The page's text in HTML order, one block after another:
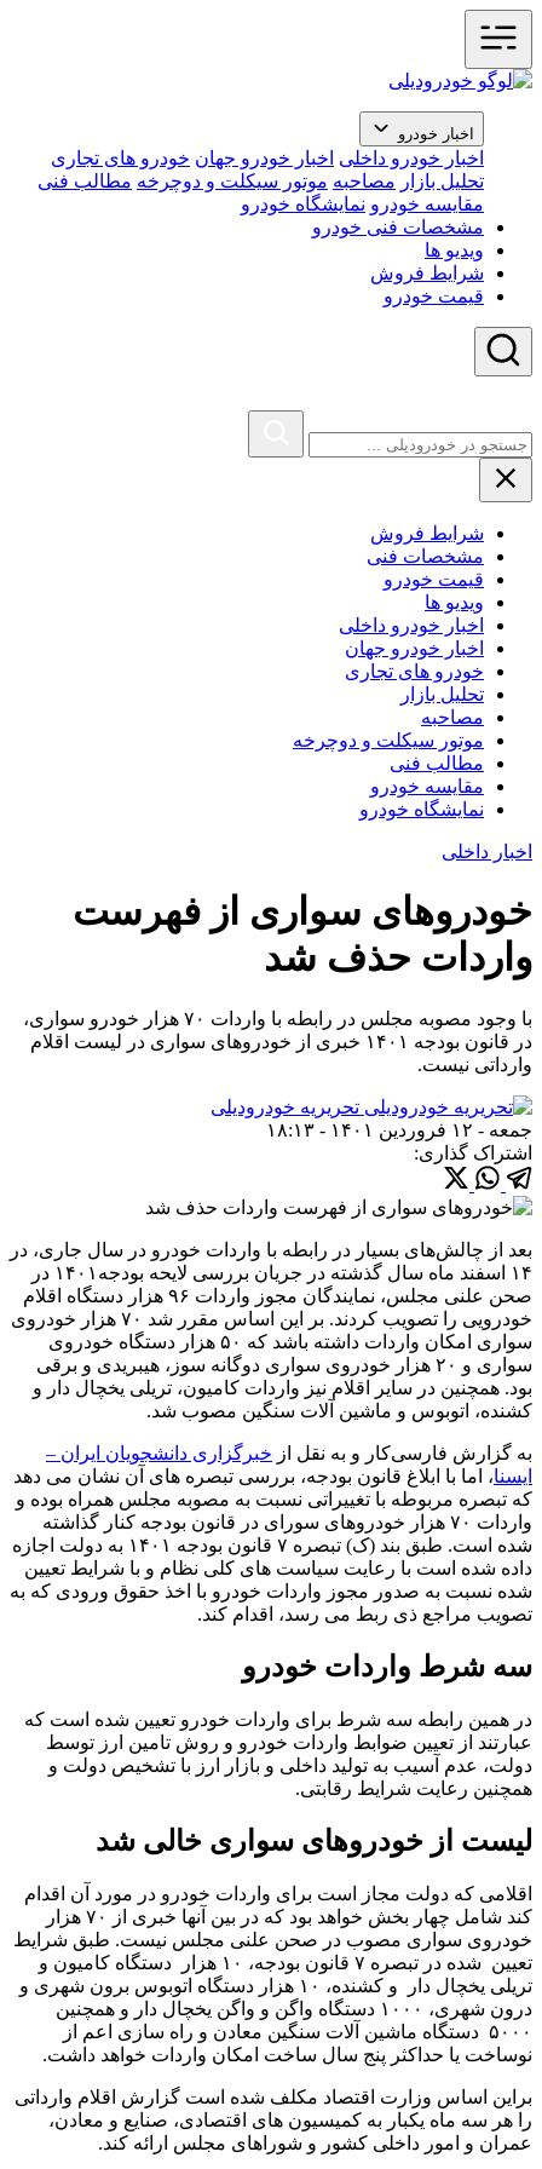
اخبار خودرو
اخبار خودرو داخلی اخبار خودرو جهان خودرو های تجاری
تحلیل بازار مصاحبه موتور سیکلت و دوچرخه مطالب فنی
مقایسه خودرو نمایشگاه خودرو
مشخصات فنی خودرو
ویدیو ها
شرایط فروش
قیمت خودرو
شرایط فروش
مشخصات فنی
قیمت خودرو
ویدیو ها
اخبار خودرو داخلی
اخبار خودرو جهان
خودرو های تجاری
تحلیل بازار
مصاحبه
موتور سیکلت و دوچرخه
مطالب فنی
مقایسه خودرو
نمایشگاه خودرو
اخبار داخلی
خودروهای سواری از فهرست
واردات حذف شد
با وجود مصوبه مجلس در رابطه با واردات ۷۰ هزار خودرو سواری،
در قانون بودجه ۱۴۰۱ خبری از خودروهای سواری در لیست اقلام
وارداتی نیست.
تحریریه خودرودیلی
جمعه - ۱۲ فروردین ۱۴۰۱ - ۱۸:۱۳
اشتراک گذاری:
بعد از چالش‌های بسیار در رابطه با واردات خودرو در سال جاری، در
۱۴ اسفند ماه سال گذشته در جریان بررسی لایحه بودجه۱۴۰۱ در
صحن علنی مجلس، نمایندگان مجوز واردات ۹۶ هزار دستگاه اقلام
خودرویی را تصویب کردند. بر این اساس مقرر شد ۷۰ هزار خودروی
سواری امکان واردات داشته باشد که ۵۰ هزار دستگاه خودروی
سواری و ۲۰ هزار خودروی سواری دوگانه سوز، هیبریدی و برقی
بود. همچنین در سایر اقلام نیز واردات کامیون، تریلی یخچال دار و
کشنده، اتوبوس و ماشین آلات سنگین مصوب شد.
به گزارش فارسی‌کار و به نقل از خبرگزاری دانشجویان ایران –
ایسنا، اما با ابلاغ قانون بودجه، بررسی تبصره های آن نشان می دهد
که تبصره مربوطه با تغییراتی نسبت به مصوبه مجلس همراه بوده و
واردات ۷۰ هزار خودروهای سورای در قانون بودجه کنار گذاشته
شده است. طبق بند (ک) تبصره ۷ قانون بودجه ۱۴۰۱ به دولت اجازه
داده شده است با رعایت سیاست های کلی نظام و با شرایط تعیین
شده نسبت به صدور مجوز واردات خودرو با اخذ حقوق ورودی که به
تصویب مراجع ذی ربط می رسد، اقدام کند.
سه شرط واردات خودرو
در همین رابطه سه شرط برای واردات خودرو تعیین شده است که
عبارتند از تعیین ضوابط واردات خودرو و روش تامین ارز توسط
دولت، عدم آسیب به تولید داخلی و بازار ارز با تشخیص دولت و
همچنین رعایت شرایط رقابتی.
لیست از خودروهای سواری خالی شد
اقلامی که دولت مجاز است برای واردات خودرو در مورد آن اقدام
کند شامل چهار بخش خواهد بود که در بین آنها خبری از ۷۰ هزار
خودروی سواری مصوب در صحن علنی مجلس نیست. طبق شرایط
تعیین شده در تبصره ۷ قانون بودجه، ۱۰ هزار دستگاه کامیون و
تریلی یخچال دار و کشنده، ۱۰ هزار دستگاه اتوبوس برون شهری و
درون شهری، ۱۰۰۰ دستگاه واگن و واگن یخچال دار و همچنین
۵۰۰۰ دستگاه ماشین آلات سنگین معادن و راه سازی اعم از
نوساخت یا حداکثر پنج سال ساخت امکان واردات خواهد داشت.
براین اساس وزارت اقتصاد مکلف شده است گزارش اقلام وارداتی
را هر سه ماه یکبار به کمیسیون های اقتصادی، صنایع و معادن،
عمران و امور داخلی کشور و شوراهای مجلس ارائه کند.